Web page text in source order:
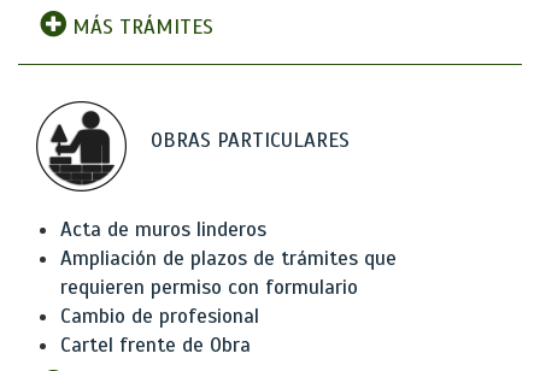
MÁS TRÁMITES
OBRAS PARTICULARES
Acta de muros linderos
Ampliación de plazos de trámites que
requieren permiso con formulario
Cambio de profesional
Cartel frente de Obra